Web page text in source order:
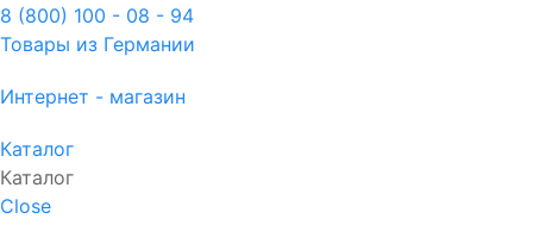
8 (800) 100 - 08 - 94
Товары из Германии
Интернет - магазин
Каталог
Каталог
Close